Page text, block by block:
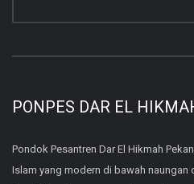
PONPES DAR EL
Pondok Pesantren Dar El Hikmah
Islam yang modern di bawah naungan